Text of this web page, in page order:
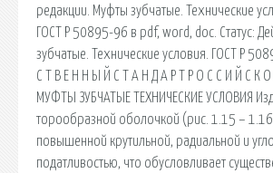
редакции. Муфты зубчатые. Технические
ГОСТ Р 50895-96 в pdf, word, doc. Статус:
зубчатые. Технические условия. ГОСТ Р
С Т В Е Н Н Ы Й С Т А Н Д А Р Т Р О С С И Й С К
МУФТЫ ЗУБЧАТЫЕ ТЕХНИЧЕСКИЕ УСЛОВИЯ
торообразной оболочкой (рис. 1.15 –
повышенной крутильной, радиальной и
податливостью, что обусловливает